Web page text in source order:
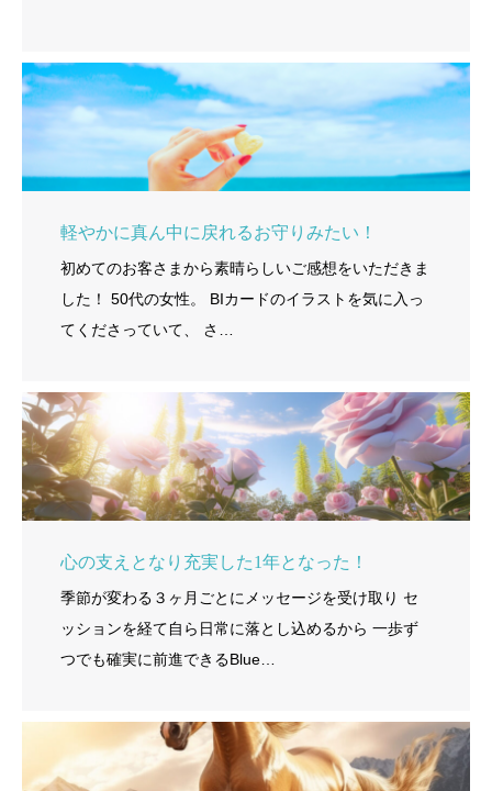
軽やかに真ん中に戻れるお守りみたい！
初めてのお客さまから素晴らしいご感想をいただきま
した！ 50代の女性。 BIカードのイラストを気に入っ
てくださっていて、 さ…
心の支えとなり充実した1年となった！
季節が変わる３ヶ月ごとにメッセージを受け取り セ
ッションを経て自ら日常に落とし込めるから 一歩ず
つでも確実に前進できるBlue…